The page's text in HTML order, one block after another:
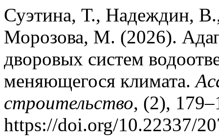
Суэтина, Т., Надеждин,
Морозова, М. (2026).
дворовых систем
меняющегося климата.
строительство, (2),
https://doi.org/10.22337/